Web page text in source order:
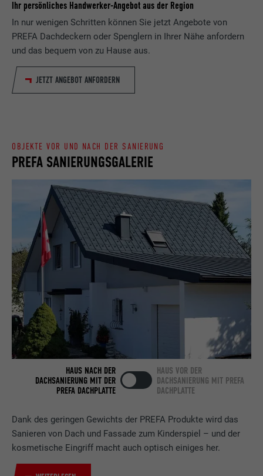
Ihr persönliches Handwerker-Angebot aus der Region
In nur wenigen Schritten können Sie jetzt Angebote von
PREFA Dachdeckern oder Spenglern in Ihrer Nähe anfordern
und das bequem von zu Hause aus.
JETZT ANGEBOT ANFORDERN
Dank des geringen Gewichts der PREFA Produkte wird das
Sanieren von Dach und Fassade zum Kinderspiel – und der
kosmetische Eingriff macht auch optisch einiges her.
PREFA SANIERUNGSGALERIE
OBJEKTE VOR UND NACH DER SANIERUNG
HAUS NACH DER
DACHSANIERUNG MIT DER
PREFA DACHPLATTE
HAUS VOR DER
DACHSANIERUNG MIT PREFA
DACHPLATTE
Name _gaexp
Anbieter Google Optimize
Laufzeit 90 Tage
Identifikationsmerkmale.
Laufzeit Sitzung
Zweck
Speichert die vom Benutzer ausgewählte
Sprach version einer Webseite.
Name lang
Zweck
Eingestellt von LinkedIn, wenn eine
Webseite ein eingebettetes "Folgen Sie
uns"-Fenster enthält.
Name bcookie
Anbieter LinkedIn
2 Jahre
Zweck
Verwendet vom Social-Networking-Dienst
LinkedIn für die Verfolgung der
Verwendung von eingebetteten
Dienstleistungen.
bscookie
Anbieter LinkedIn
Laufzeit 2 Jahre